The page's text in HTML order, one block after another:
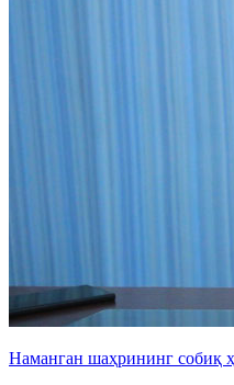
Наманган шаҳрининг собиқ